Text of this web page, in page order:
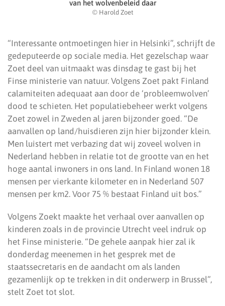
van het wolvenbeleid daar
© Harold Zoet
“Interessante ontmoetingen hier in Helsinki”, schrijft de
gedeputeerde op sociale media. Het gezelschap waar
Zoet deel van uitmaakt was dinsdag te gast bij het
Finse ministerie van natuur. Volgens Zoet pakt Finland
calamiteiten adequaat aan door de ‘probleemwolven’
dood te schieten. Het populatiebeheer werkt volgens
Zoet zowel in Zweden al jaren bijzonder goed. “De
aanvallen op land/huisdieren zijn hier bijzonder klein.
Men luistert met verbazing dat wij zoveel wolven in
Nederland hebben in relatie tot de grootte van en het
hoge aantal inwoners in ons land. In Finland wonen 18
mensen per vierkante kilometer en in Nederland 507
mensen per km2. Voor 75 % bestaat Finland uit bos.”
Volgens Zoekt maakte het verhaal over aanvallen op
kinderen zoals in de provincie Utrecht veel indruk op
het Finse ministerie. “De gehele aanpak hier zal ik
donderdag meenemen in het gesprek met de
staatssecretaris en de aandacht om als landen
gezamenlijk op te trekken in dit onderwerp in Brussel”,
stelt Zoet tot slot.